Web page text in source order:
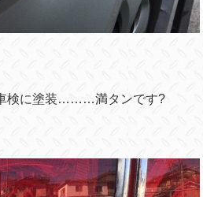
検に塗装………満タンです?